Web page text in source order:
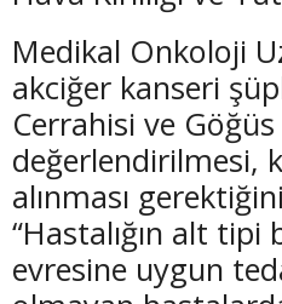
Medikal Onkoloji
akciğer kanseri
Cerrahisi ve
değerlendirilmesi,
alınması
“Hastalığın alt tipi
evresine uygun